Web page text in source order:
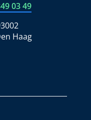
03 49
Haag